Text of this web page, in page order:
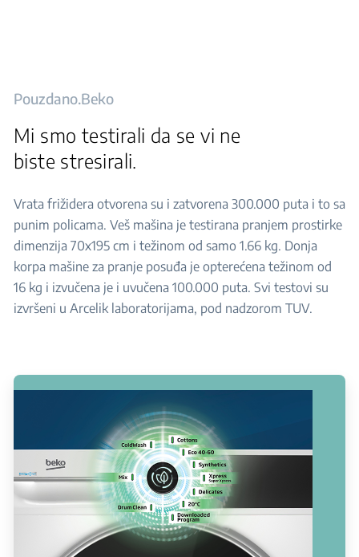
Pouzdano.Beko
Mi smo testirali da se vi ne
biste stresirali.
Vrata frižidera otvorena su i zatvorena 300.000 puta i to sa
punim policama. Veš mašina je testirana pranjem prostirke
dimenzija 70x195 cm i težinom od samo 1.66 kg. Donja
korpa mašine za pranje posuđa je opterećena težinom od
16 kg i izvučena je i uvučena 100.000 puta. Svi testovi su
izvršeni u Arcelik laboratorijama, pod nadzorom TUV.